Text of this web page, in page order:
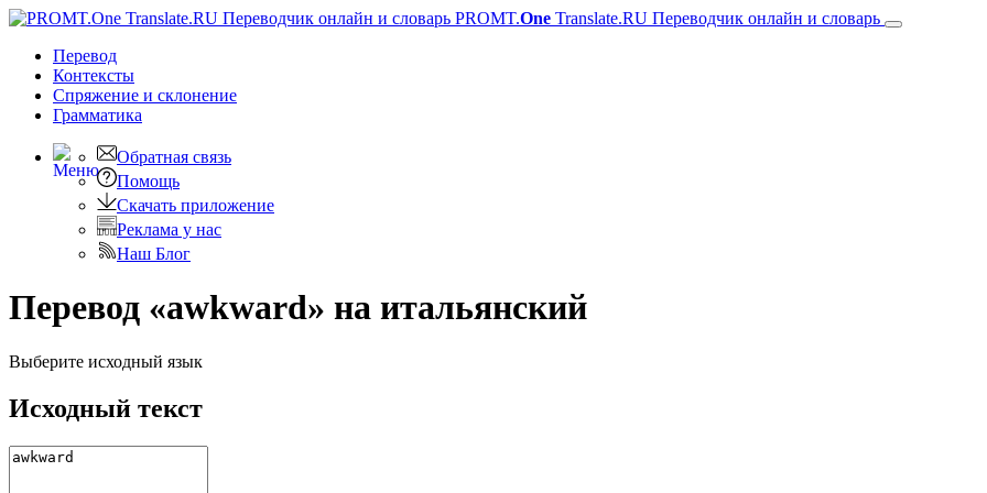
PROMT.One Translate.RU Переводчик онлайн и словарь
Перевод
Контексты
Спряжение и склонение
Грамматика
Обратная связь
Помощь
Скачать приложение
Реклама у нас
Наш Блог
Перевод «awkward» на итальянский
Выберите исходный язык
Исходный текст